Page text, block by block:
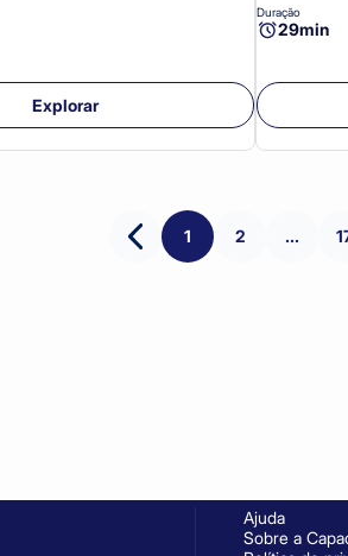
Explorar
Duração
29min
1 2 ...
Ajuda
Sobre a